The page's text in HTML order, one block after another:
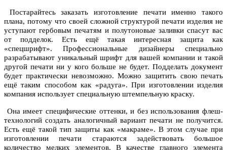
Постарайтесь заказать изготовление печати именно такого
плана, потому что своей сложной структурой печати изделия не
уступают гербовым печатям и полутоновые заливки спасут вас
от подделок. Есть ещё такая интересная защита как
«спецшрифт». Профессиональные дизайнеры специально
разрабатывают уникальный шрифт для вашей компании и такой
другой печати ни у кого больше не будет. Подделать документ
будет практически невозможно. Можно защитить свою печать
ещё таким способом как «радуга». При изготовлении изделия
компания использует специальную штемпельную краску.
Она имеет специфические оттенки, и без использования флеш-
технологий создать аналогичный вариант печати не получится.
Есть ещё такой тип защиты как «макраме». В этом случае при
изготовлении печати стараются задействовать большое
количество мелких элементов. В качестве главного элемента